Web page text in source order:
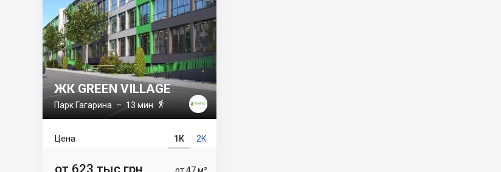
ЖК GREEN VILLAGE
Парк Гагарина – 13 мин. 
1К 2К
Цена
от 47 м²
от 623 тыс грн